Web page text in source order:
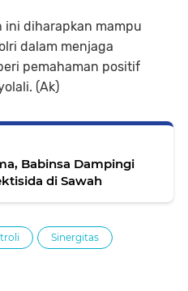
diharapkan mampu
dalam menjaga
pemahaman positif
(Ak)
Babinsa Dampingi
di Sawah
Sinergitas